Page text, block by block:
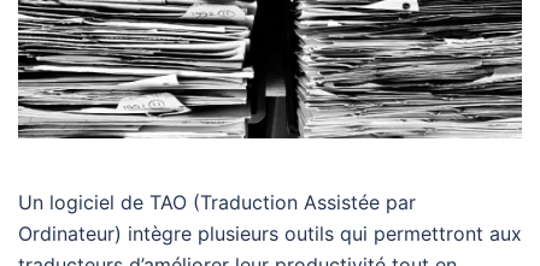
Un logiciel de TAO (Traduction Assistée par
Ordinateur) intègre plusieurs outils qui permettront aux